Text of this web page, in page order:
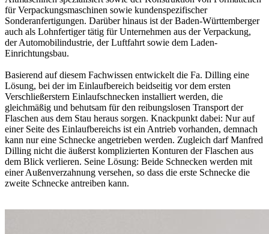
für Verpackungsmaschinen sowie kundenspezifischer
Sonderanfertigungen. Darüber hinaus ist der Baden-Württemberger
auch als Lohnfertiger tätig für Unternehmen aus der Verpackung,
der Automobilindustrie, der Luftfahrt sowie dem Laden-
Einrichtungsbau.
Basierend auf diesem Fachwissen entwickelt die Fa. Dilling eine
Lösung, bei der im Einlaufbereich beidseitig vor dem ersten
Verschließerstern Einlaufschnecken installiert werden, die
gleichmäßig und behutsam für den reibungslosen Transport der
Flaschen aus dem Stau heraus sorgen. Knackpunkt dabei: Nur auf
einer Seite des Einlaufbereichs ist ein Antrieb vorhanden, demnach
kann nur eine Schnecke angetrieben werden. Zugleich darf Manfred
Dilling nicht die äußerst komplizierten Konturen der Flaschen aus
dem Blick verlieren. Seine Lösung: Beide Schnecken werden mit
einer Außenverzahnung versehen, so dass die erste Schnecke die
zweite Schnecke antreiben kann.